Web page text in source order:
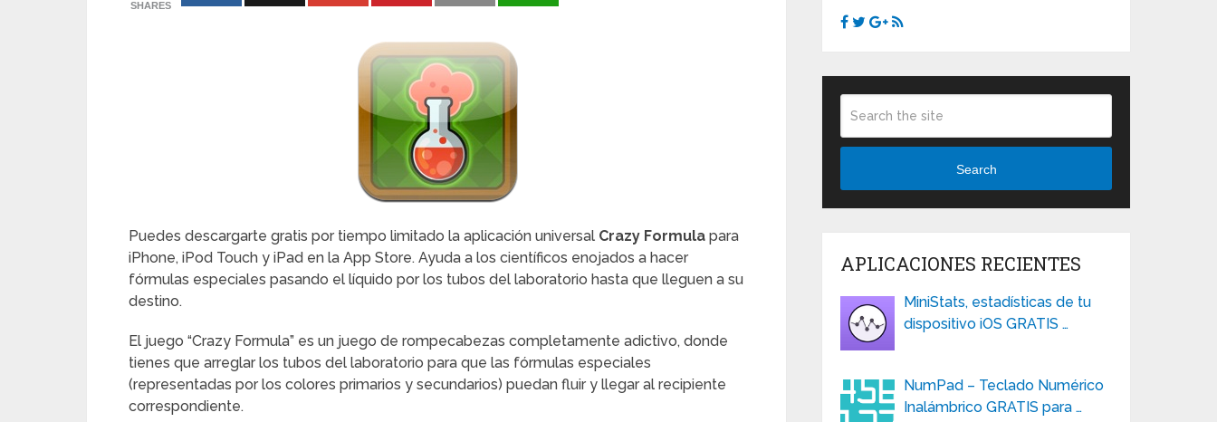
SHARES
Puedes descargarte gratis por tiempo limitado la aplicación universal Crazy Formula para
iPhone, iPod Touch y iPad en la App Store. Ayuda a los científicos enojados a hacer
fórmulas especiales pasando el líquido por los tubos del laboratorio hasta que lleguen a su
destino.
El juego “Crazy Formula” es un juego de rompecabezas completamente adictivo, donde
tienes que arreglar los tubos del laboratorio para que las fórmulas especiales
(representadas por los colores primarios y secundarios) puedan fluir y llegar al recipiente
correspondiente.
Search
APLICACIONES RECIENTES
MiniStats, estadísticas de tu
dispositivo iOS GRATIS …
NumPad – Teclado Numérico
Inalámbrico GRATIS para …